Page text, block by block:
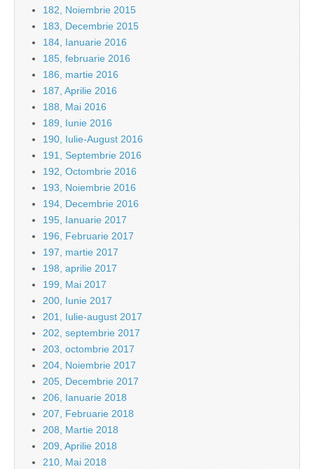
182, Noiembrie 2015
183, Decembrie 2015
184, Ianuarie 2016
185, februarie 2016
186, martie 2016
187, Aprilie 2016
188, Mai 2016
189, Iunie 2016
190, Iulie-August 2016
191, Septembrie 2016
192, Octombrie 2016
193, Noiembrie 2016
194, Decembrie 2016
195, Ianuarie 2017
196, Februarie 2017
197, martie 2017
198, aprilie 2017
199, Mai 2017
200, Iunie 2017
201, Iulie-august 2017
202, septembrie 2017
203, octombrie 2017
204, Noiembrie 2017
205, Decembrie 2017
206, Ianuarie 2018
207, Februarie 2018
208, Martie 2018
209, Aprilie 2018
210, Mai 2018